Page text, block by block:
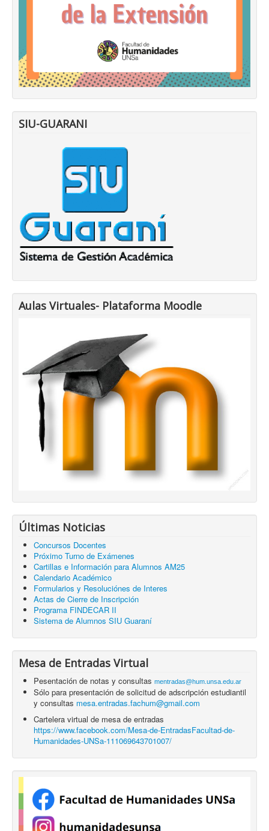
SIU-GUARANI
Aulas Virtuales- Plataforma Moodle
Últimas Noticias
Concursos Docentes
Próximo Turno de Exámenes
Cartillas e Información para Alumnos AM25
Calendario Académico
Formularios y Resoluciónes de Interes
Actas de Cierre de Inscripción
Programa FINDECAR II
Sistema de Alumnos SIU Guaraní
Mesa de Entradas Virtual
Pesentación de notas y consultas mentradas@hum.unsa.edu.ar
Sólo para presentación de solicitud de adscripción estudiantil
y consultas mesa.entradas.fachum@gmail.com
Cartelera virtual de mesa de entradas
https://www.facebook.com/Mesa-de-EntradasFacultad-de-
Humanidades-UNSa-111069643701007/